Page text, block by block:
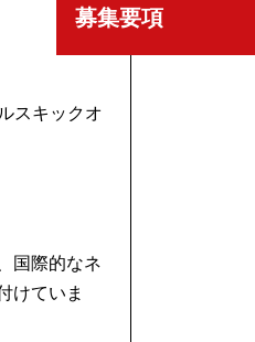
募集要項
スキックオ
国際的なネ
けていま